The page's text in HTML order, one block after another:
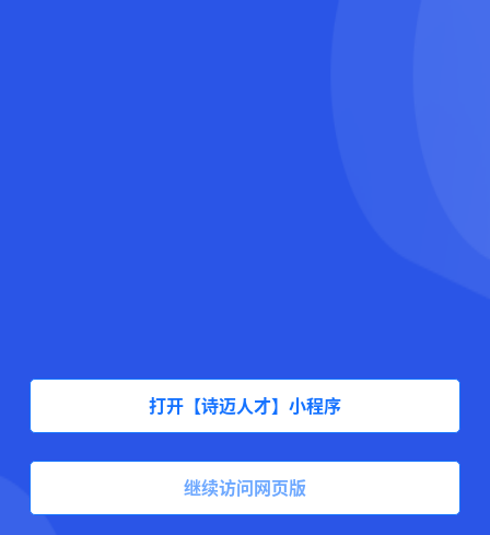
打开【诗迈人才】小程序
继续访问网页版